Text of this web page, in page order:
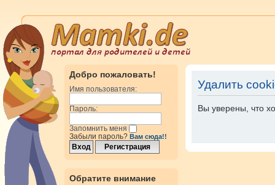
Добро пожаловать!
Имя пользователя:
Пароль:
Запомнить меня
Забыли пароль? Вам сюда!!
Обратите внимание
Удалить
Вы уверены, что